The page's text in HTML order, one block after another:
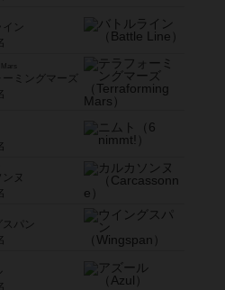
アスモデ（Asmodee）
ン
ーミングマーズ
ヌ
パン